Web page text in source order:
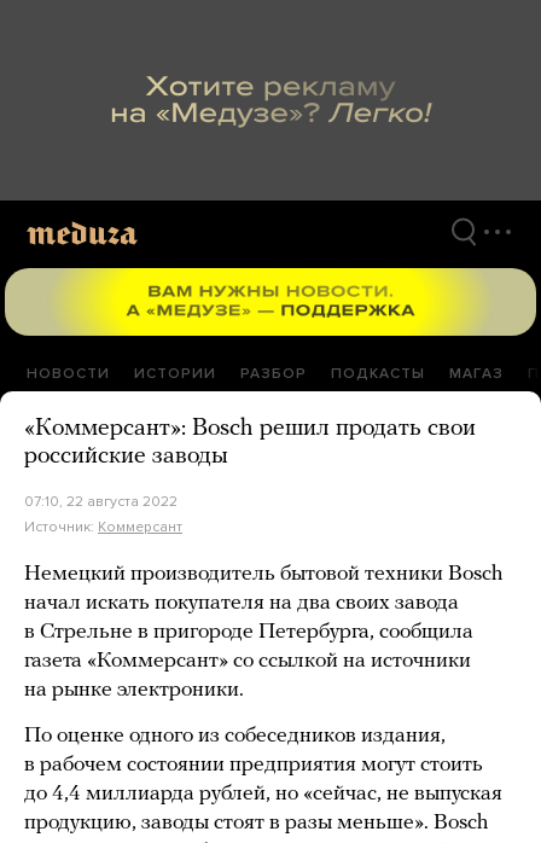
НОВОСТИ ИСТОРИИ РАЗБОР ПОДКАСТЫ МАГАЗ
«Коммерсант»: Bosch решил продать свои
российские заводы
07:10, 22 августа 2022
Источник: Коммерсант
Немецкий производитель бытовой техники Bosch
начал искать покупателя на два своих завода
в Стрельне в пригороде Петербурга, сообщила
газета «Коммерсант» со ссылкой на источники
на рынке электроники.
По оценке одного из собеседников издания,
в рабочем состоянии предприятия могут стоить
до 4,4 миллиарда рублей, но «сейчас, не выпуская
продукцию, заводы стоят в разы меньше». Bosch